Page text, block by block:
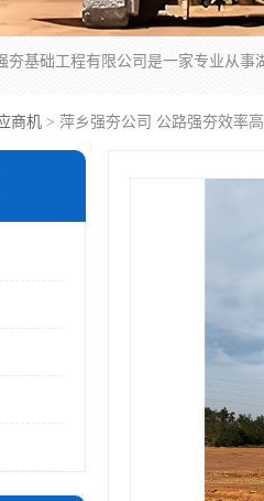
商机 > 萍乡强夯公司 公路强夯效率高